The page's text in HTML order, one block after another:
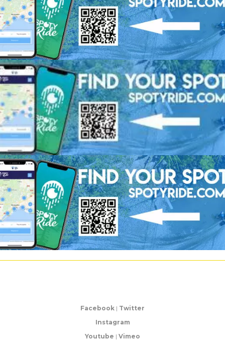
Facebook | Twitter
Instagram
Youtube | Vimeo